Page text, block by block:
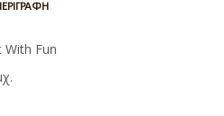
Fun